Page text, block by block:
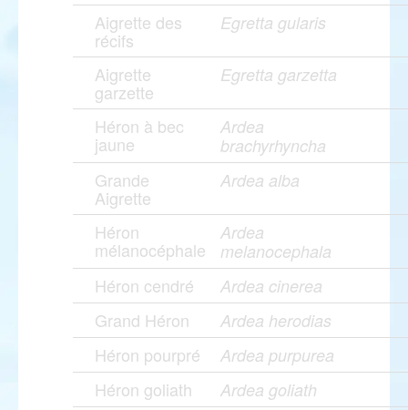
Aigrette des
récifs
Egretta gularis
Aigrette
garzette
Egretta garzetta
Héron à bec
jaune
Ardea
brachyrhyncha
Grande
Aigrette
Ardea alba
Héron
mélanocéphale
Ardea
melanocephala
Héron cendré Ardea cinerea
Grand Héron Ardea herodias
Héron pourpré Ardea purpurea
Héron goliath Ardea goliath